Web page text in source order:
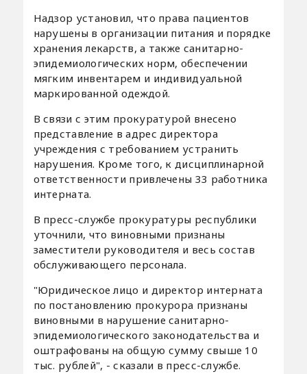
Надзор установил, что права пациентов
нарушены в организации питания и порядке
хранения лекарств, а также санитарно-
эпидемиологических норм, обеспечении
мягким инвентарем и индивидуальной
маркированной одеждой.
В связи с этим прокуратурой внесено
представление в адрес директора
учреждения с требованием устранить
нарушения. Кроме того, к дисциплинарной
ответственности привлечены 33 работника
интерната.
В пресс-службе прокуратуры республики
уточнили, что виновными признаны
заместители руководителя и весь состав
обслуживающего персонала.
"Юридическое лицо и директор интерната
по постановлению прокурора признаны
виновными в нарушение санитарно-
эпидемиологического законодательства и
оштрафованы на общую сумму свыше 10
тыс. рублей", - сказали в пресс-службе.